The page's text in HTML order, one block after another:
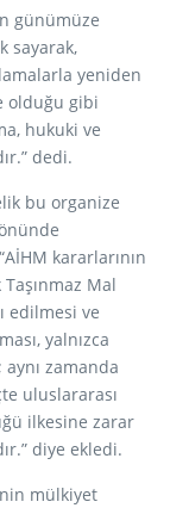
günümüze
sayarak,
yeniden
olduğu gibi
hukuki ve
dedi.
bu organize
kararlarının
Mal
edilmesi ve
yalnızca
aynı zamanda
uluslararası
ilkesine zarar
diye ekledi.
mülkiyet